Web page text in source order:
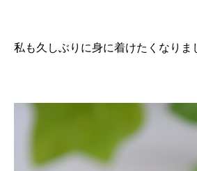
私も久しぶりに身に着けたくなりま